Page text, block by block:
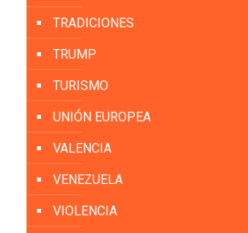
TRADICIONES
TRUMP
TURISMO
UNIÓN EUROPEA
VALENCIA
VENEZUELA
VIOLENCIA